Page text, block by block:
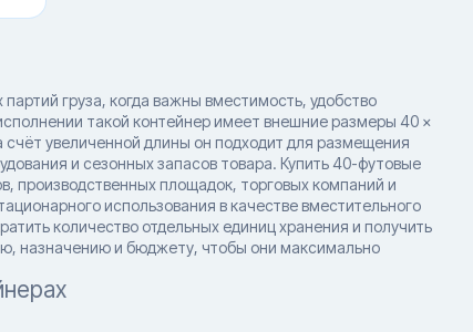
груза, когда важны вместимость, удобство
такой контейнер имеет внешние размеры 40 ×
увеличенной длины он подходит для размещения
и сезонных запасов товара. Купить 40-футовые
производственных площадок, торговых компаний и
использования в качестве вместительного
количество отдельных единиц хранения и получить
назначению и бюджету, чтобы они максимально